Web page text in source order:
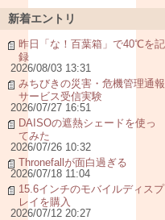
新着エントリ
昨日「な！百葉箱」で40℃を記
録
2026/08/03 13:31
みちびきの災害・危機管理通報
サービス受信実験
2026/07/27 16:51
DAISOの遮熱シェードを使っ
てみた
2026/07/26 10:32
Thronefallが面白過ぎる
2026/07/18 11:04
15.6インチのモバイルディスプ
レイを購入
2026/07/12 20:27